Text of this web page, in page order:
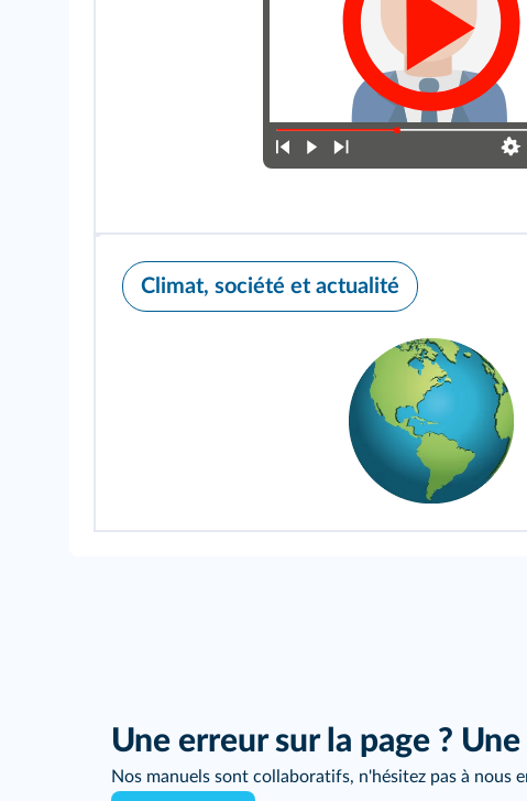
Climat, société et actualité
Une erreur sur la page ? Une
Nos manuels sont collaboratifs, n'hésitez pas à nous